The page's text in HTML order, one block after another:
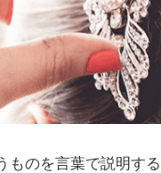
ものを言葉で説明す